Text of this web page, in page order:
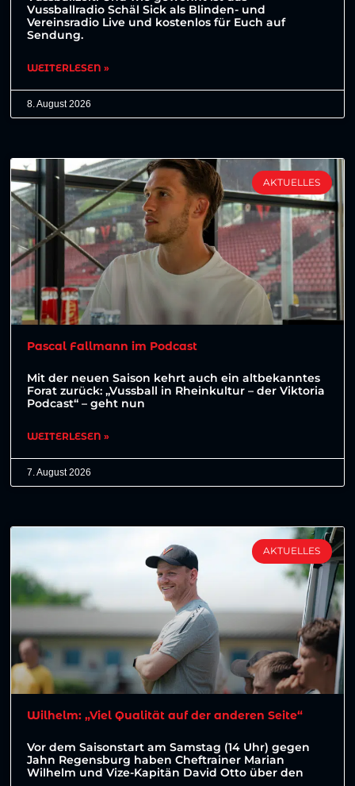
Vussballradio Schäl Sick als Blinden- und
Vereinsradio Live und kostenlos für Euch auf
Sendung.
WEITERLESEN »
8. August 2026
AKTUELLES
Pascal Fallmann im Podcast
Mit der neuen Saison kehrt auch ein altbekanntes
Forat zurück: „Vussball in Rheinkultur – der Viktoria
Podcast“ – geht nun
WEITERLESEN »
7. August 2026
AKTUELLES
Wilhelm: „Viel Qualität auf der anderen Seite“
Vor dem Saisonstart am Samstag (14 Uhr) gegen
Jahn Regensburg haben Cheftrainer Marian
Wilhelm und Vize-Kapitän David Otto über den